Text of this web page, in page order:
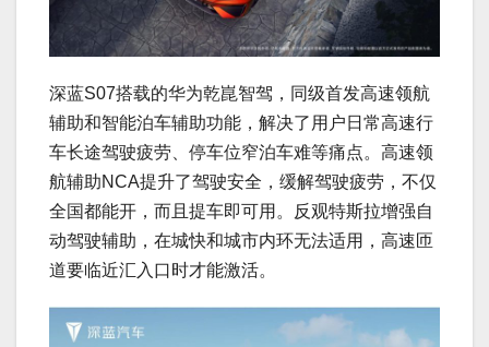
深蓝S07搭载的华为乾崑智驾，同级首发高速领航
辅助和智能泊车辅助功能，解决了用户日常高速行
车长途驾驶疲劳、停车位窄泊车难等痛点。高速领
航辅助NCA提升了驾驶安全，缓解驾驶疲劳，不仅
全国都能开，而且提车即可用。反观特斯拉增强自
动驾驶辅助，在城快和城市内环无法适用，高速匝
道要临近汇入口时才能激活。